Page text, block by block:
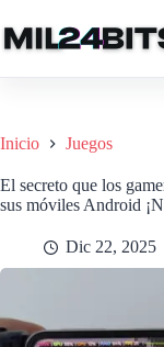
al
contenido
Inicio Juegos
El secreto que los
sus móviles Android
Dic 22, 2025